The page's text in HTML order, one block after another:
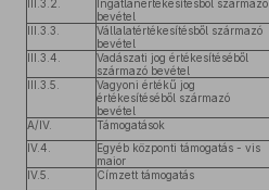
III.3.2.
Ingatlanértékesítésből származó
bevétel
III.3.3.
Vállalatértékesítésből származó
bevétel
III.3.4.
Vadászati jog értékesítéséből
származó bevétel
III.3.5.
Vagyoni értékű jog
értékesítéséből származó
bevétel
A/IV. Támogatások
IV.4.
Egyéb központi támogatás - vis
maior
IV.5. Címzett támogatás